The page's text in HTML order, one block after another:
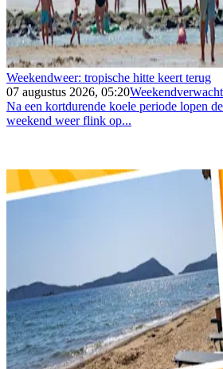
Weekendweer: tropische hitte keert terug
07 augustus 2026, 05:20
Na een kortdurende koele periode lopen
weekend weer flink op...